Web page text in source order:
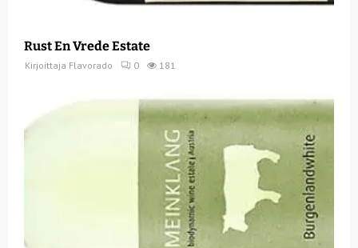
Rust En Vrede Estate
Kirjoittaja Flavorado 0 181